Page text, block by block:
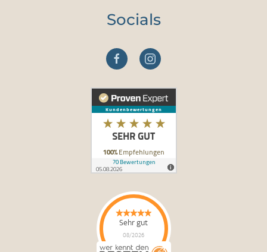
Socials
Sehr gut
08/2026